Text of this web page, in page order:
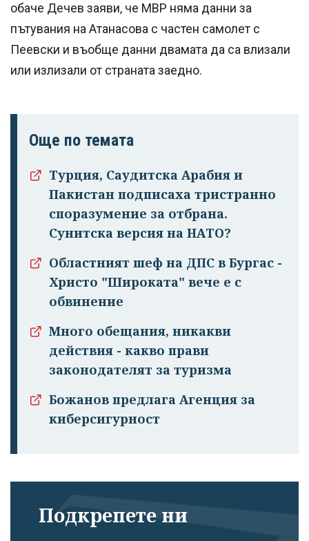
обаче Дечев заяви, че МВР няма данни за
пътувания на Атанасова с частен самолет с
Пеевски и въобще данни двамата да са влизали
или излизали от страната заедно.
Още по темата
Турция, Саудитска Арабия и
Пакистан подписаха тристранно
споразумение за отбрана.
Сунитска версия на НАТО?
Областният шеф на ДПС в Бургас -
Христо "Широката" вече е с
обвинение
Много обещания, никакви
действия - какво прави
законодателят за туризма
Божанов предлага Агенция за
киберсигурност
Подкрепете ни